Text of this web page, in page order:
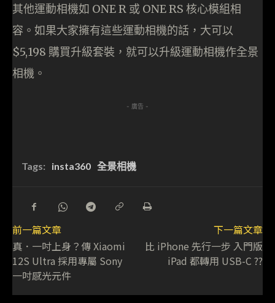
其他運動相機如 ONE R 或 ONE RS 核心模組相
容。如果大家擁有這些運動相機的話，大可以
$5,198 購買升級套裝，就可以升級運動相機作全景
相機。
- 廣告 -
Tags: insta360 全景相機
前一篇文章
真．一吋上身？傳 Xiaomi
12S Ultra 採用專屬 Sony
一吋感光元件
下一篇文章
比 iPhone 先行一步 入門版
iPad 都轉用 USB-C ??